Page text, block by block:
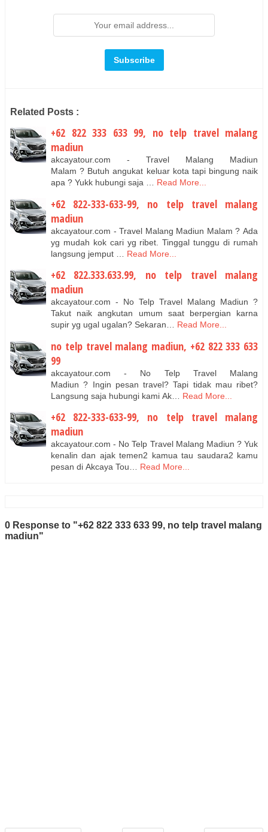
Related Posts :
+62 822 333 633 99, no telp travel malang
madiun
akcayatour.com - Travel Malang Madiun
Malam ? Butuh angukat keluar kota tapi bingung naik
apa ? Yukk hubungi saja … Read More...
+62 822-333-633-99, no telp travel malang
madiun
akcayatour.com - Travel Malang Madiun Malam ? Ada
yg mudah kok cari yg ribet. Tinggal tunggu di rumah
langsung jemput …
Read More...
+62 822.333.633.99, no telp travel malang
madiun
akcayatour.com - No Telp Travel Malang Madiun ?
Takut naik angkutan umum saat berpergian karna
supir yg ugal ugalan? Sekaran… Read More...
no telp travel malang madiun, +62 822 333 633
99
akcayatour.com - No Telp Travel Malang
Madiun ? Ingin pesan travel? Tapi tidak mau ribet?
Langsung saja hubungi kami Ak…
Read More...
+62 822-333-633-99, no telp travel malang
madiun
akcayatour.com - No Telp Travel Malang Madiun ? Yuk
kenalin dan ajak temen2 kamua tau saudara2 kamu
pesan di Akcaya Tou… Read More...
0 Response to "+62 822 333 633 99, no telp travel malang
madiun"